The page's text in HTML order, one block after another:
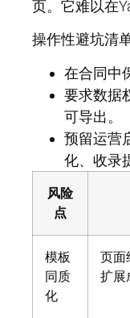
页。它难以在
操作性避坑清
在合同中
要求数据
可导出。
预留运营
化、收录
风险
点
模板
同质
化
页面
扩展